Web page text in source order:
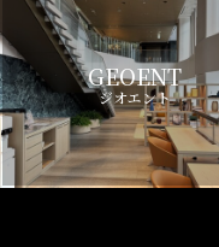
GEOENT
ジオエント